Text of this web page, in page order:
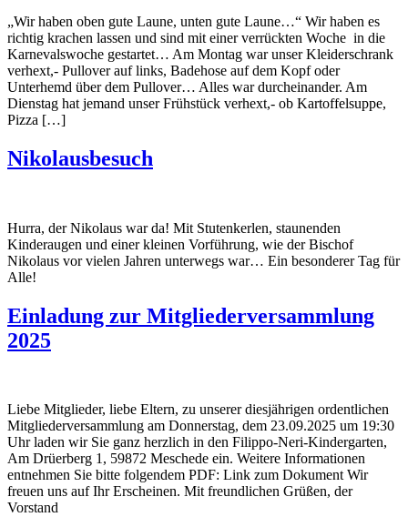
„Wir haben oben gute Laune, unten gute Laune…“ Wir haben es
richtig krachen lassen und sind mit einer verrückten Woche in die
Karnevalswoche gestartet… Am Montag war unser Kleiderschrank
verhext,- Pullover auf links, Badehose auf dem Kopf oder
Unterhemd über dem Pullover… Alles war durcheinander. Am
Dienstag hat jemand unser Frühstück verhext,- ob Kartoffelsuppe,
Pizza […]
Nikolausbesuch
Hurra, der Nikolaus war da! Mit Stutenkerlen, staunenden
Kinderaugen und einer kleinen Vorführung, wie der Bischof
Nikolaus vor vielen Jahren unterwegs war… Ein besonderer Tag für
Alle!
Einladung zur Mitgliederversammlung
2025
Liebe Mitglieder, liebe Eltern, zu unserer diesjährigen ordentlichen
Mitgliederversammlung am Donnerstag, dem 23.09.2025 um 19:30
Uhr laden wir Sie ganz herzlich in den Filippo-Neri-Kindergarten,
Am Drüerberg 1, 59872 Meschede ein. Weitere Informationen
entnehmen Sie bitte folgendem PDF: Link zum Dokument Wir
freuen uns auf Ihr Erscheinen. Mit freundlichen Grüßen, der
Vorstand